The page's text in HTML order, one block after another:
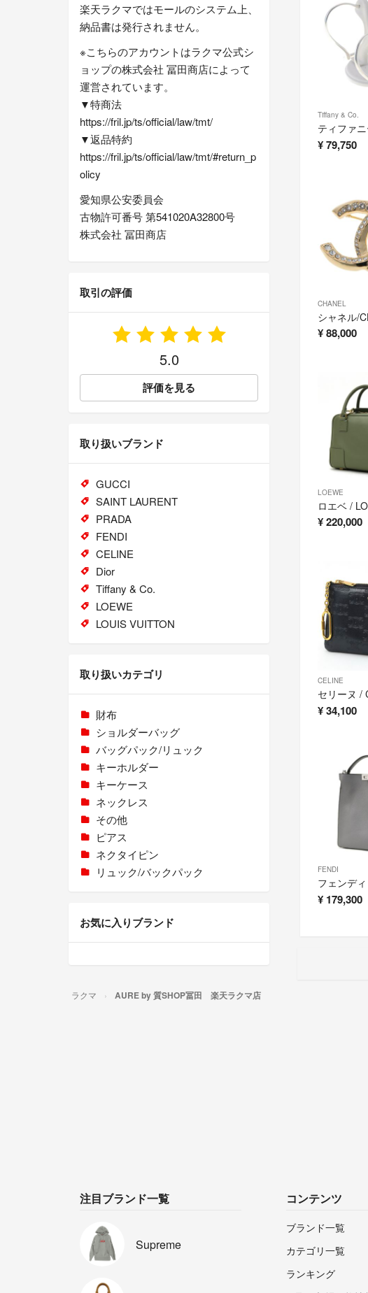
Tiffany & Co.
¥79,750
CHANEL
¥88,000
LOEWE
¥220,000
CELINE
¥34,100
FENDI
¥ 179,300
楽天ラクマではモールのシステム上、
納品書は発行されません。
※こちらのアカウントはラクマ公式シ
ョップの株式会社 冨田商店によって
運営されています。
▼特商法
https://fril.jp/ts/official/law/tmt/
▼返品特約
https://fril.jp/ts/official/law/tmt/#return_p
olicy
愛知県公安委員会
古物許可番号 第541020A32800号
株式会社 冨田商店
取引の評価
5.0
評価を見る
取り扱いブランド
GUCCI
SAINT LAURENT
PRADA
FENDI
CELINE
Dior
Tiffany & Co.
LOEWE
LOUIS VUITTON
取り扱いカテゴリ
財布
ショルダーバッグ
バッグパック/リュック
キーホルダー
キーケース
ネックレス
その他
ピアス
ネクタイピン
リュック/バックパック
お気に入りブランド
ラクマ AURE by 質SHOP冨田 楽天ラクマ店
注目ブランド一覧
Supreme
コンテンツ
ブランド一覧
カテゴリ一覧
ランキング